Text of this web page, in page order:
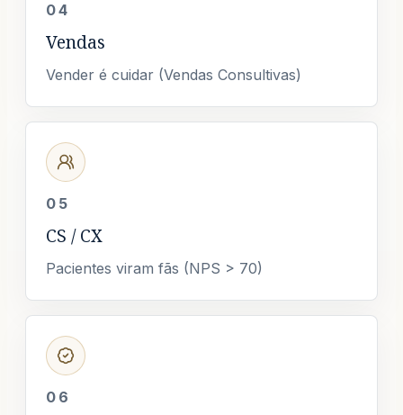
04
Vendas
Vender é cuidar (Vendas Consultivas)
05
CS / CX
Pacientes viram fãs (NPS > 70)
06